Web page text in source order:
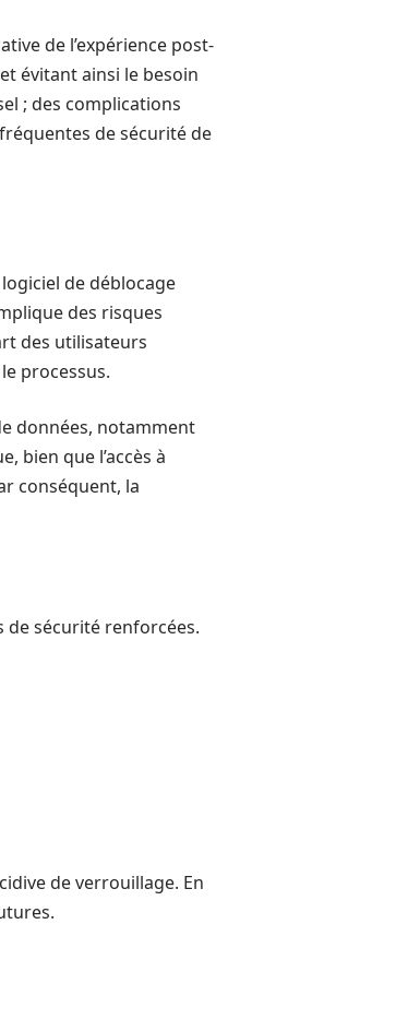
de l’expérience post-
évitant ainsi le besoin
; des complications
de sécurité de
de déblocage
des risques
des utilisateurs
processus.
données, notamment
bien que l’accès à
conséquent, la
de sécurité renforcées.
de verrouillage. En